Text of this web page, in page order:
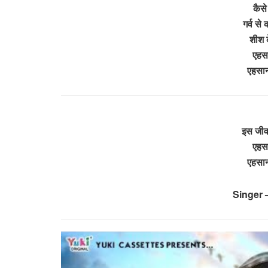
कैसे
गर्व से
शीश
इस
Singer